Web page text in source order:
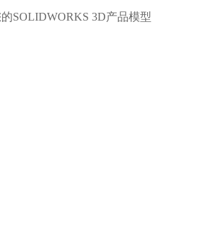
SOLIDWORKS 3D产品模型